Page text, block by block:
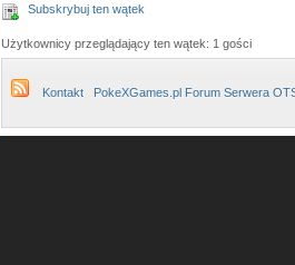
Subskrybuj ten wątek
Użytkownicy przeglądający ten wątek: 1 gości
Kontakt PokeXGames.pl Forum Serwera